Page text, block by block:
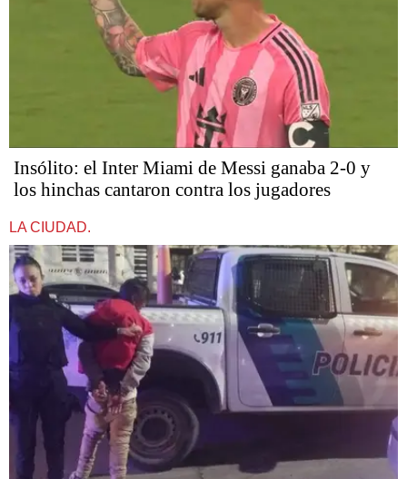
Insólito: el Inter Miami de Messi ganaba 2-0 y
los hinchas cantaron contra los jugadores
LA CIUDAD.